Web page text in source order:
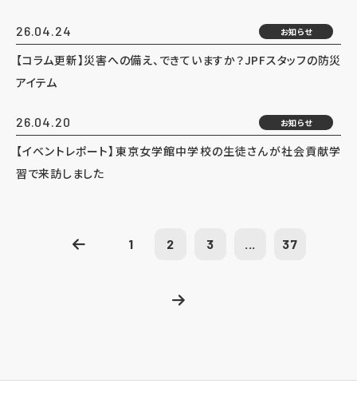
26.04.24 お知らせ
【コラム更新】災害への備え、できていますか？JPFスタッフの防災
アイテム
26.04.20 お知らせ
【イベントレポート】東京女学館中学校の生徒さんが社会貢献学
習で来訪しました
1 2 3 ... 37